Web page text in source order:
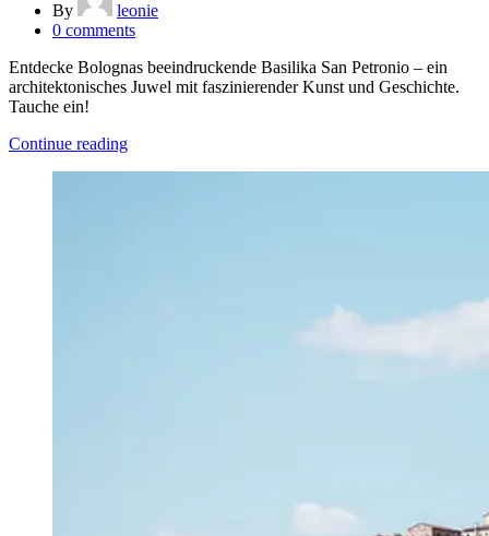
By
leonie
0 comments
Entdecke Bolognas beeindruckende Basilika San Petronio – ein
architektonisches Juwel mit faszinierender Kunst und Geschichte.
Tauche ein!
Continue reading